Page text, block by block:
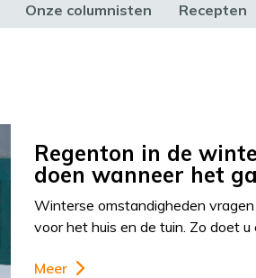
Onze columnisten Recepten
Regenton in de
doen wanneer het
Winterse omstandigheden
voor het huis en de tuin. Zo doet
Meer